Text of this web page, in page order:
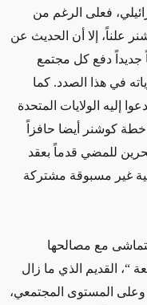
فعلى الرغم من
علناً، إلا أن الحديث عن
جديداً دفع كل مجتمع
في هذا الصدد. كما
إليه الولايات المتحدة
كوشنر أيضا حافزاً
للمضي قدماً بعقد
غير مسبوقة مشتركة
مع مصالحها
“، القديم الذي ما زال
المستوى المجتمعي،